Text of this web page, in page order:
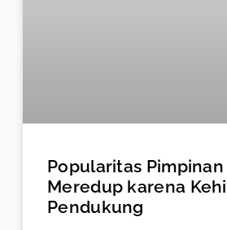
Popularitas Pimpinan
Meredup karena
Pendukung